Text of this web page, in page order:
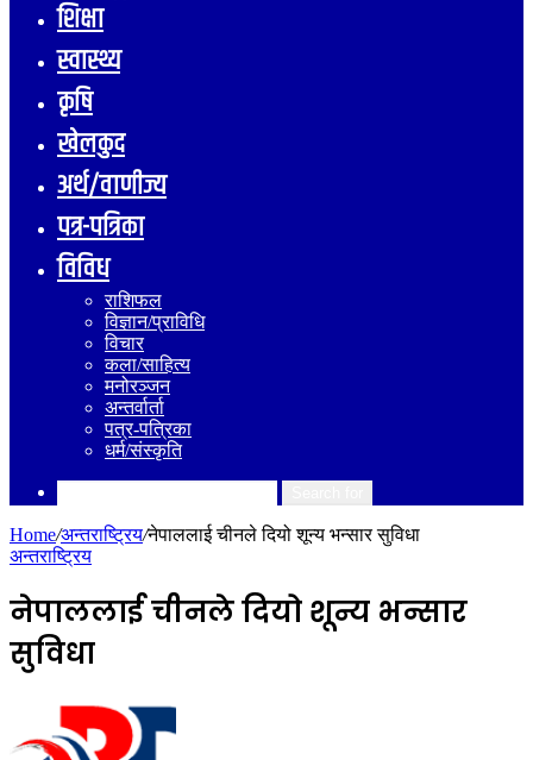
शिक्षा
स्वास्थ्य
कृषि
खेलकुद
अर्थ/वाणीज्य
पत्र-पत्रिका
विविध
राशिफल
विज्ञान/प्राविधि
विचार
कला/साहित्य
मनोरञ्जन
अन्तर्वार्ता
पत्र-पत्रिका
धर्म/संस्कृति
Home/अन्तराष्ट्रिय/नेपाललाई चीनले दियो शून्य भन्सार सुविधा
अन्तराष्ट्रिय
नेपाललाई चीनले दियो शून्य भन्सार
सुविधा